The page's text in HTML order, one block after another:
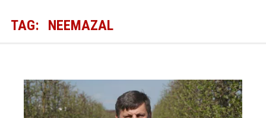
TAG: NEEMAZAL